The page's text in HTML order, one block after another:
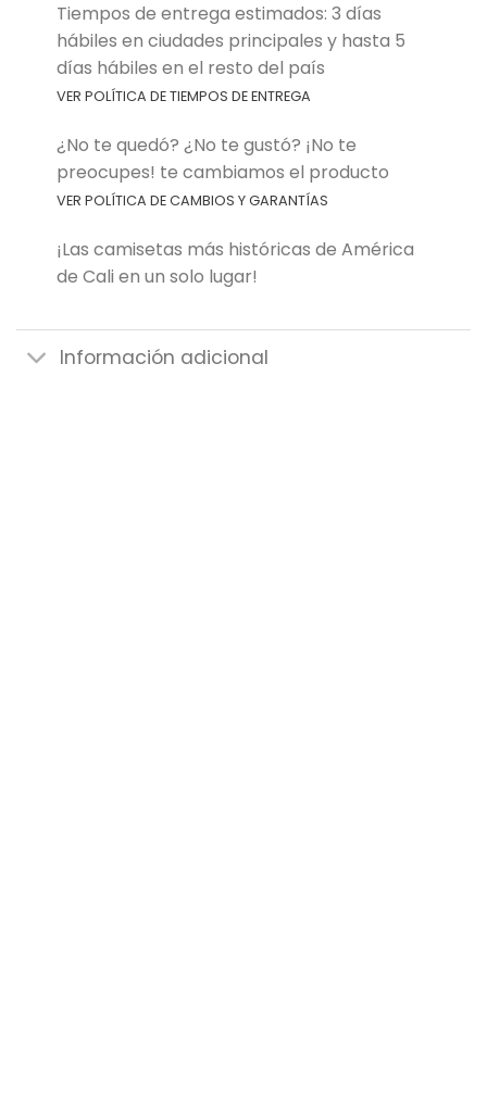
Tiempos de entrega estimados: 3 días
hábiles en ciudades principales y hasta 5
días hábiles en el resto del país
VER POLÍTICA DE TIEMPOS DE ENTREGA
¿No te quedó? ¿No te gustó? ¡No te
preocupes! te cambiamos el producto
VER POLÍTICA DE CAMBIOS Y GARANTÍAS
¡Las camisetas más históricas de América
de Cali en un solo lugar!
Información adicional